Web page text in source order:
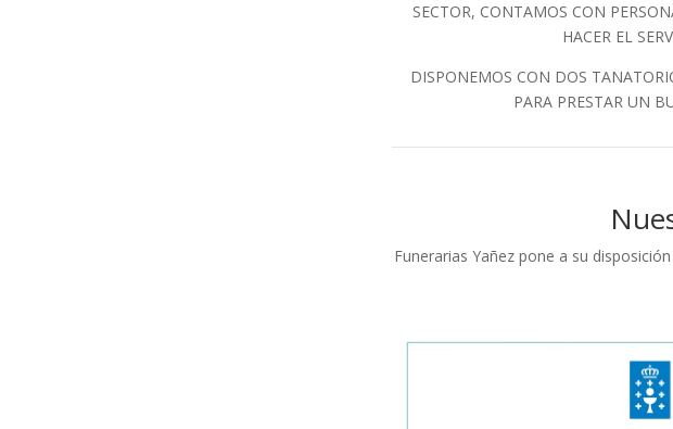
SECTOR, CONTAMOS CON
HACER EL
DISPONEMOS CON DOS
PARA PRESTAR UN
Funerarias Yañez pone a su